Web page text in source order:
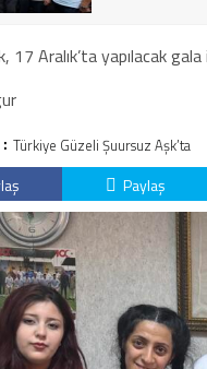
17 Aralık’ta yapılacak
Türkiye Güzeli Şuursuz Aşk’ta
Paylaş